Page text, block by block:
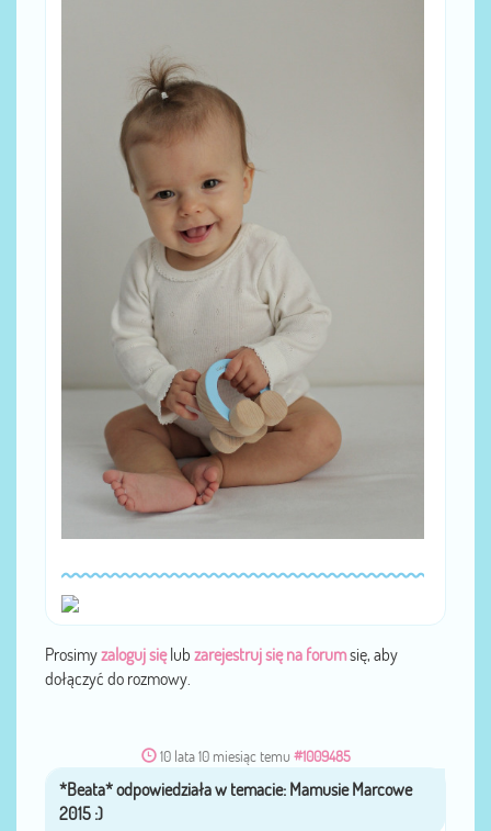
Prosimyzaloguj sięlub zarejestruj się na forumsię, aby
dołączyć do rozmowy.
10 lata 10 miesiąc temu #1009485
przez *Beata*